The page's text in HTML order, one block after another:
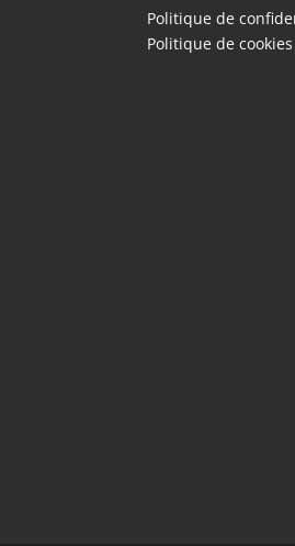
Politique de
Politique de cookies